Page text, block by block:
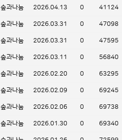
숲과나눔 2026.04.13 0 41124
숲과나눔 2026.03.31 0 47098
숲과나눔 2026.03.31 0 47595
숲과나눔 2026.03.11 0 56840
숲과나눔 2026.02.20 0 63295
숲과나눔 2026.02.09 0 69245
숲과나눔 2026.02.06 0 69738
숲과나눔 2026.01.30 0 69340